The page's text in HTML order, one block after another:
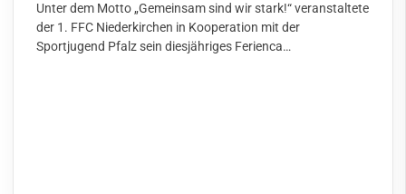
Unter dem Motto „Gemeinsam sind wir stark!“ veranstaltete
der 1. FFC Niederkirchen in Kooperation mit der
Sportjugend Pfalz sein diesjähriges Ferienca…